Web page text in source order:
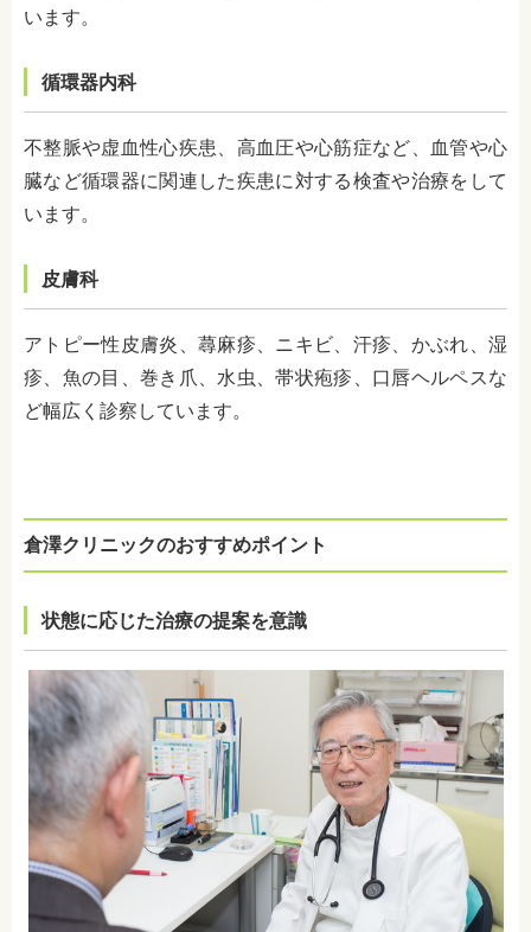
います。
循環器内科
不整脈や虚血性心疾患、高血圧や心筋症など、血管や心
臓など循環器に関連した疾患に対する検査や治療をして
います。
皮膚科
アトピー性皮膚炎、蕁麻疹、ニキビ、汗疹、かぶれ、湿
疹、魚の目、巻き爪、水虫、帯状疱疹、口唇ヘルペスな
ど幅広く診察しています。
倉澤クリニックのおすすめポイント
状態に応じた治療の提案を意識